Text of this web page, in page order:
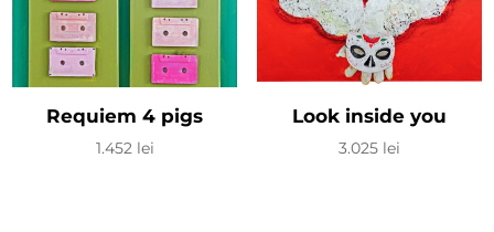
Requiem 4 pigs
1.452 lei
Look inside you
3.025 lei